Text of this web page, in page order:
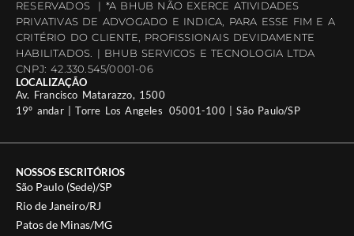
RESERVADOS | *A BHUB NÃO EXERCE ATIVIDADES
PRIVATIVAS DE ADVOGADO E INDICA, PARA ESSE FIM E A
CRITÉRIO DO CLIENTE, PROFISSIONAIS DEVIDAMENTE
HABILITADOS. | BHUB SERVICOS E TECNOLOGIA LTDA
CNPJ: 42.330.545/0001-06
LOCALIZAÇÃO
Av. Francisco Matarazzo, 1500
19º andar | Torre Los Angeles 05001-100 | São Paulo/SP
NOSSOS ESCRITÓRIOS
São Paulo (Sede)/SP
Rio de Janeiro/RJ
Patos de Minas/MG